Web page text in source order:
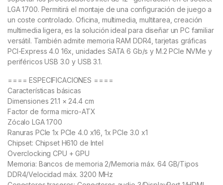
LGA 1700. Permitirá el montaje de una configuración de juego a
un coste controlado. Oficina, multimedia, multitarea, creación
multimedia ligera, es la solución ideal para diseñar un PC familiar
versátil. También admite memoria RAM DDR4, tarjetas gráficas
PCI-Express 4.0 16x, unidades SATA 6 Gb/s y M.2 PCIe NVMe y
periféricos USB 3.0 y USB 3.1.
==== ESPECIFICACIONES ====
Características básicas
Dimensiones 21.1 × 24.4 cm
Factor de forma micro-ATX
Zócalo LGA 1700
Ranuras PCIe 1x PCIe 4.0 x16, 1x PCIe 3.0 x1
Chipset: Chipset H610 de Intel
Overclocking CPU + GPU
Memoria: Bancos de memoria 2/Memoria máx. 64 GB/Tipos
DDR4/Velocidad máx. 3200 MHz